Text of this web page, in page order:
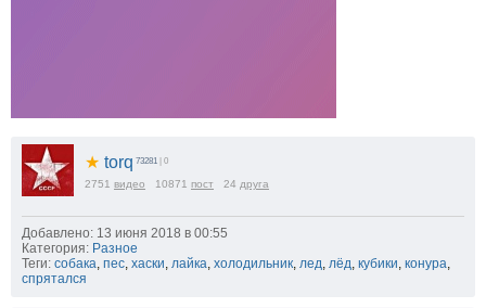
★ torq 73281 | 0
2751 видео 10871 пост 24 друга
Добавлено: 13 июня 2018 в 00:55
Категория: Разное
Теги: собака пес хаски лайка холодильник лед лёд кубики конура
спрятался